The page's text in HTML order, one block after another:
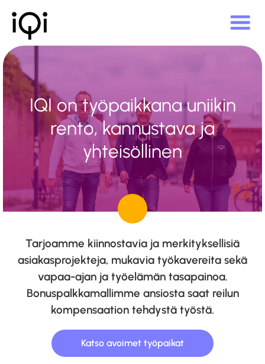
IQI on työpaikkana uniikin
rento, kannustava ja
yhteisöllinen
Tarjoamme kiinnostavia ja merkityksellisiä
asiakasprojekteja, mukavia työkavereita sekä
vapaa-ajan ja työelämän tasapainoa.
Bonuspalkkamallimme ansiosta saat reilun
kompensaation tehdystä työstä.
Katso avoimet työpaikat